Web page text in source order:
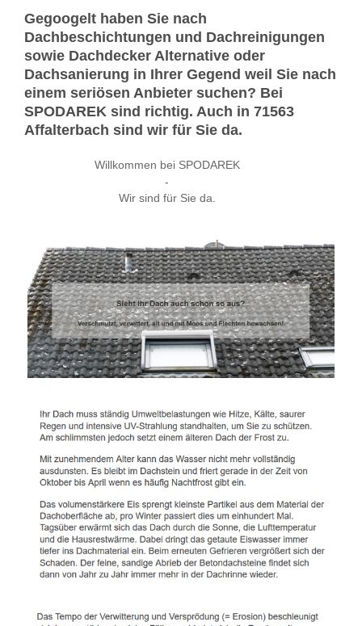
Gegoogelt haben Sie nach
Dachbeschichtungen und Dachreinigungen
sowie Dachdecker Alternative oder
Dachsanierung in Ihrer Gegend weil Sie nach
einem seriösen Anbieter suchen? Bei
SPODAREK sind richtig. Auch in 71563
Affalterbach sind wir für Sie da.
Willkommen bei SPODAREK
-
Wir sind für Sie da.